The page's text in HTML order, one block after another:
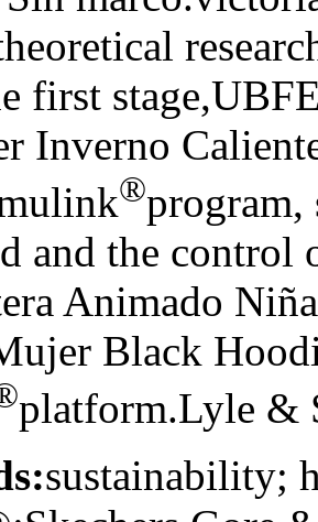
first
Inverno
®
and the
Animado
Black
platform.Lyle &
sustainability;